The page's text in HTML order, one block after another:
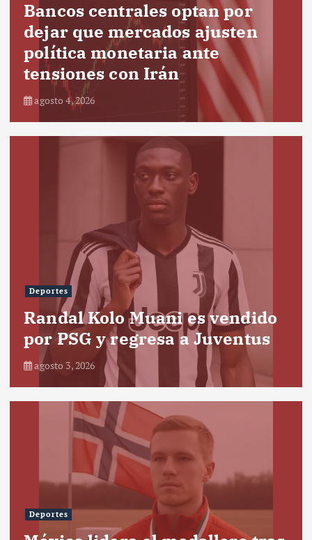
Bancos centrales optan por
dejar que mercados ajusten
política monetaria ante
tensiones con Irán
agosto 4, 2026
Deportes
Randal Kolo Muani es vendido
por PSG y regresa a Juventus
agosto 3, 2026
Deportes